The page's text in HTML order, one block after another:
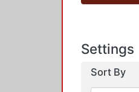
Settings
Sort By